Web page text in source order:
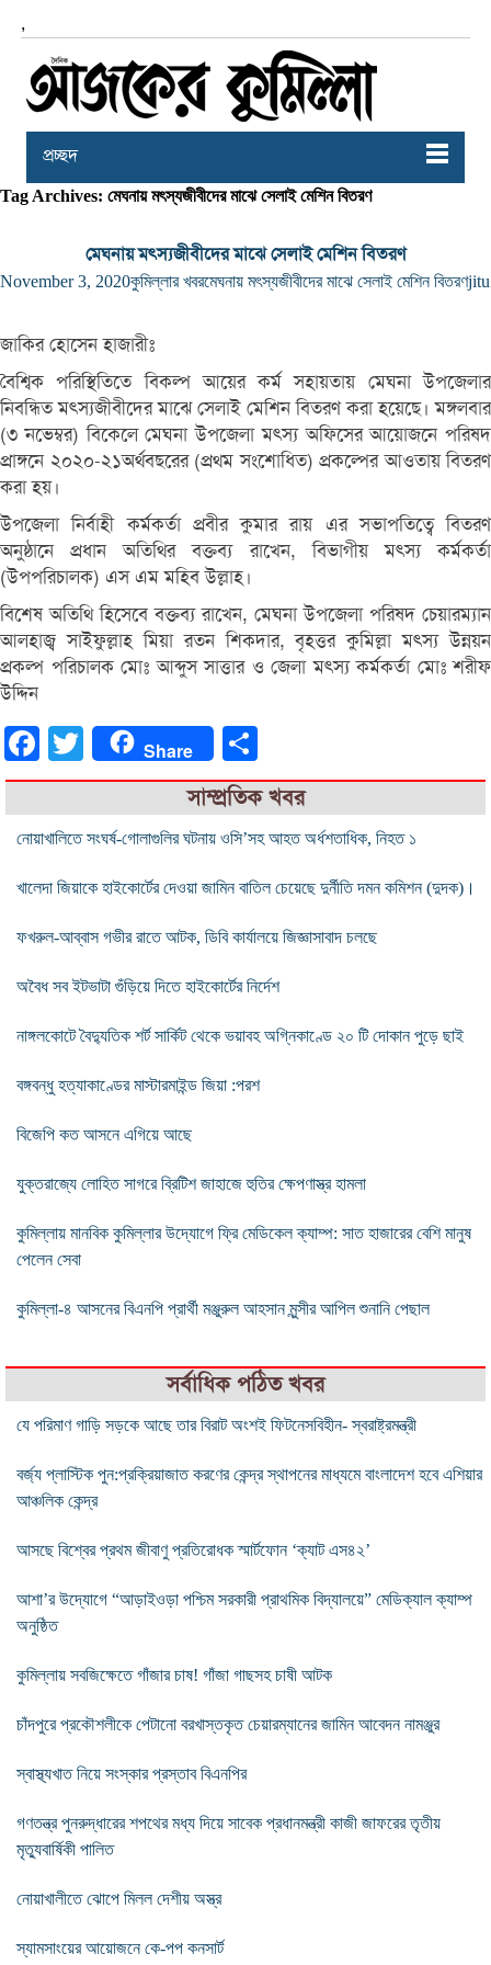
,
প্রচ্ছদ
Tag Archives: মেঘনায় মৎস্যজীবীদের মাঝে সেলাই মেশিন বিতরণ
মেঘনায় মৎস্যজীবীদের মাঝে সেলাই মেশিন বিতরণ
November 3, 2020কুমিল্লার খবরমেঘনায় মৎস্যজীবীদের মাঝে সেলাই মেশিন বিতরণjitu
জাকির হোসেন হাজারীঃ
বৈশ্বিক পরিস্থিতিতে বিকল্প আয়ের কর্ম সহায়তায় মেঘনা উপজেলার
নিবন্ধিত মৎস্যজীবীদের মাঝে সেলাই মেশিন বিতরণ করা হয়েছে। মঙ্গলবার
(৩ নভেম্বর) বিকেলে মেঘনা উপজেলা মৎস্য অফিসের আয়োজনে পরিষদ
প্রাঙ্গনে ২০২০-২১অর্থবছরের (প্রথম সংশোধিত) প্রকল্পের আওতায় বিতরণ
করা হয়।
উপজেলা নির্বাহী কর্মকর্তা প্রবীর কুমার রায় এর সভাপতিত্বে বিতরণ
অনুষ্ঠানে প্রধান অতিথির বক্তব্য রাখেন, বিভাগীয় মৎস্য কর্মকর্তা
(উপপরিচালক) এস এম মহিব উল্লাহ।
বিশেষ অতিথি হিসেবে বক্তব্য রাখেন, মেঘনা উপজেলা পরিষদ চেয়ারম্যান
আলহাজ্ব সাইফুল্লাহ মিয়া রতন শিকদার, বৃহত্তর কুমিল্লা মৎস্য উন্নয়ন
প্রকল্প পরিচালক মোঃ আব্দুস সাত্তার ও জেলা মৎস্য কর্মকর্তা মোঃ শরীফ
উদ্দিন
FacebookTwitter Share
সাম্প্রতিক খবর
নোয়াখালিতে সংঘর্ষ-গোলাগুলির ঘটনায় ওসি’সহ আহত অর্ধশতাধিক, নিহত ১
খালেদা জিয়াকে হাইকোর্টের দেওয়া জামিন বাতিল চেয়েছে দুর্নীতি দমন কমিশন (দুদক)।
ফখরুল-আব্বাস গভীর রাতে আটক, ডিবি কার্যালয়ে জিজ্ঞাসাবাদ চলছে
অবৈধ সব ইটভাটা গুঁড়িয়ে দিতে হাইকোর্টের নির্দেশ
নাঙ্গলকোটে বৈদ্যুতিক শর্ট সার্কিট থেকে ভয়াবহ অগ্নিকাণ্ডে ২০ টি দোকান পুড়ে ছাই
বঙ্গবন্ধু হত্যাকাণ্ডের মাস্টারমাইন্ড জিয়া :পরশ
বিজেপি কত আসনে এগিয়ে আছে
যুক্তরাজ্যে লোহিত সাগরে ব্রিটিশ জাহাজে হুতির ক্ষেপণাস্ত্র হামলা
কুমিল্লায় মানবিক কুমিল্লার উদ্যোগে ফ্রি মেডিকেল ক্যাম্প: সাত হাজারের বেশি মানুষ
পেলেন সেবা
কুমিল্লা-৪ আসনের বিএনপি প্রার্থী মঞ্জুরুল আহসান মুন্সীর আপিল শুনানি পেছাল
সর্বাধিক পঠিত খবর
যে পরিমাণ গাড়ি সড়কে আছে তার বিরাট অংশই ফিটনেসবিহীন- স্বরাষ্ট্রমন্ত্রী
বর্জ্য প্লাস্টিক পুন:প্রক্রিয়াজাত করণের কেন্দ্র স্থাপনের মাধ্যমে বাংলাদেশ হবে এশিয়ার
আঞ্চলিক কেন্দ্র
আসছে বিশ্বের প্রথম জীবাণু প্রতিরোধক স্মার্টফোন ‘ক্যাট এস৪২’
আশা’র উদ্যোগে “আড়াইওড়া পশ্চিম সরকারী প্রাথমিক বিদ্যালয়ে” মেডিক্যাল ক্যাম্প
অনুষ্ঠিত
কুমিল্লায় সবজিক্ষেতে গাঁজার চাষ! গাঁজা গাছসহ চাষী আটক
চাঁদপুরে প্রকৌশলীকে পেটানো বরখাস্তকৃত চেয়ারম্যানের জামিন আবেদন নামঞ্জুর
স্বাস্থ্যখাত নিয়ে সংস্কার প্রস্তাব বিএনপির
গণতন্ত্র পুনরুদ্ধারের শপথের মধ্য দিয়ে সাবেক প্রধানমন্ত্রী কাজী জাফরের তৃতীয়
মৃত্যুবার্ষিকী পালিত
নোয়াখালীতে ঝোপে মিলল দেশীয় অস্ত্র
স্যামসাংয়ের আয়োজনে কে-পপ কনসার্ট